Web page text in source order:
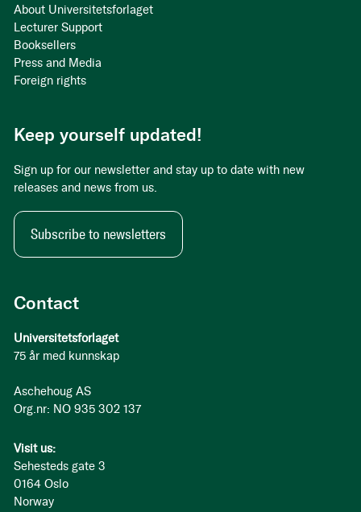
Contact
Universitetsforlaget
75 år med kunnskap
Aschehoug AS
Org.nr: NO 935 302 137
Visit us:
Sehesteds gate 3
0164 Oslo
Norway
About Universitetsforlaget
Lecturer Support
Booksellers
Press and Media
Foreign rights
Keep yourself updated!
Sign up for our newsletter and stay up to date with new
releases and news from us.
Subscribe to newsletters